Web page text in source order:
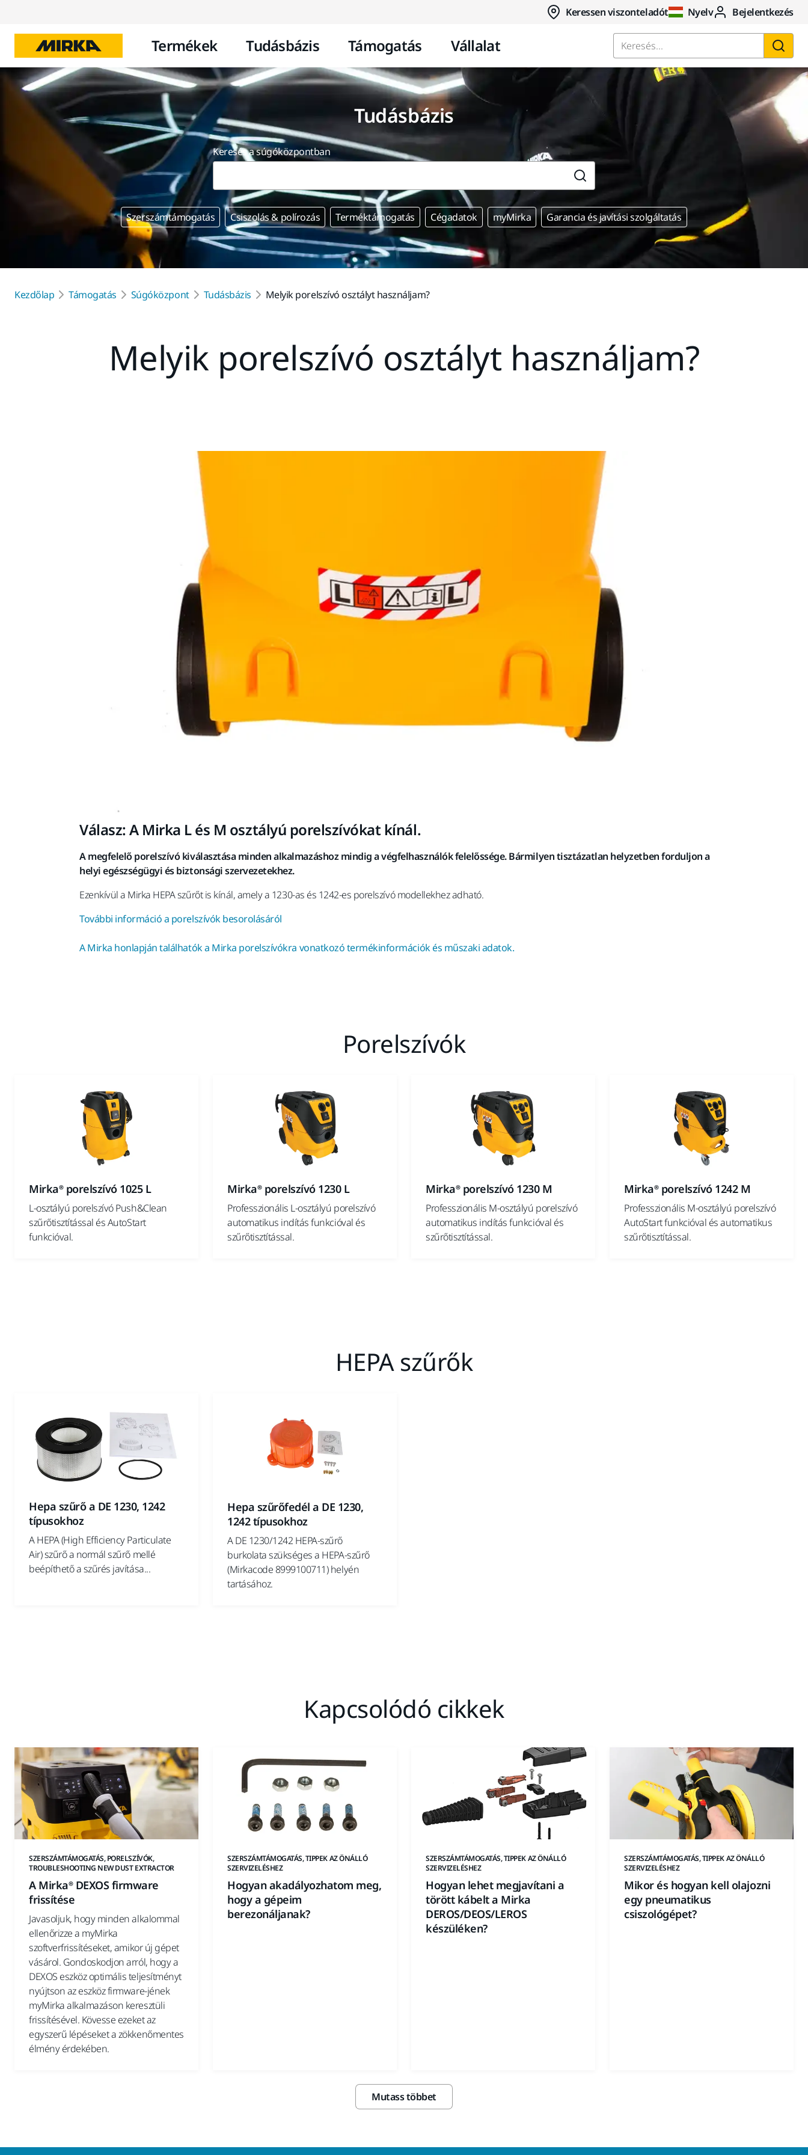
Keressen viszonteladót Nyelv Bejelentkezés
Termékek Tudásbázis Támogatás Vállalat Keresés...
Tudásbázis
Keresés a súgóközpontban
Szerszámtámogatás Csiszolás & polírozás Terméktámogatás Cégadatok myMirka Garancia és javítási szolgáltatás
Kezdőlap Támogatás Súgóközpont Tudásbázis Melyik porelszívó osztályt használjam?
Melyik porelszívó osztályt használjam?
Válasz: A Mirka L és M osztályú porelszívókat kínál.
A megfelelő porelszívó kiválasztása minden alkalmazáshoz mindig a végfelhasználók felelőssége. Bármilyen tisztázatlan helyzetben forduljon a
helyi egészségügyi és biztonsági szervezetekhez.
Ezenkívül a Mirka HEPA szűrőt is kínál, amely a 1230-as és 1242-es porelszívó modellekhez adható.
További információ a porelszívók besorolásáról
A Mirka honlapján találhatók a Mirka porelszívókra vonatkozó termékinformációk és műszaki adatok.
Porelszívók
Mirka® porelszívó 1025 L
L-osztályú porelszívó Push&Clean
szűrőtisztítással és AutoStart
funkcióval.
Mirka® porelszívó 1230 L
Professzionális L-osztályú porelszívó
automatikus indítás funkcióval és
szűrőtisztítással.
Mirka® porelszívó 1230 M
Professzionális M-osztályú porelszívó
automatikus indítás funkcióval és
szűrőtisztítással.
Mirka® porelszívó 1242 M
Professzionális M-osztályú porelszívó
AutoStart funkcióval és automatikus
szűrőtisztítással.
HEPA szűrők
Hepa szűrő a DE 1230, 1242
típusokhoz
A HEPA (High Efficiency Particulate
Air) szűrő a normál szűrő mellé
beépíthető a szűrés javítása...
Hepa szűrőfedél a DE 1230,
1242 típusokhoz
A DE 1230/1242 HEPA-szűrő
burkolata szükséges a HEPA-szűrő
(Mirkacode 8999100711) helyén
tartásához.
Kapcsolódó cikkek
SZERSZÁMTÁMOGATÁS, PORELSZÍVÓK,
TROUBLESHOOTING NEW DUST EXTRACTOR
A Mirka® DEXOS firmware
frissítése
Javasoljuk, hogy minden alkalommal
ellenőrizze a myMirka
szoftverfrissítéseket, amikor új gépet
vásárol. Gondoskodjon arról, hogy a
DEXOS eszköz optimális teljesítményt
nyújtson az eszköz firmware-jének
myMirka alkalmazáson keresztüli
frissítésével. Kövesse ezeket az
egyszerű lépéseket a zökkenőmentes
élmény érdekében.
SZERSZÁMTÁMOGATÁS, TIPPEK AZ ÖNÁLLÓ
SZERVIZELÉSHEZ
Hogyan akadályozhatom meg,
hogy a gépeim
berezonáljanak?
SZERSZÁMTÁMOGATÁS, TIPPEK AZ ÖNÁLLÓ
SZERVIZELÉSHEZ
Hogyan lehet megjavítani a
törött kábelt a Mirka
DEROS/DEOS/LEROS
készüléken?
SZERSZÁMTÁMOGATÁS, TIPPEK AZ ÖNÁLLÓ
SZERVIZELÉSHEZ
Mikor és hogyan kell olajozni
egy pneumatikus
csiszológépet?
Mutass többet